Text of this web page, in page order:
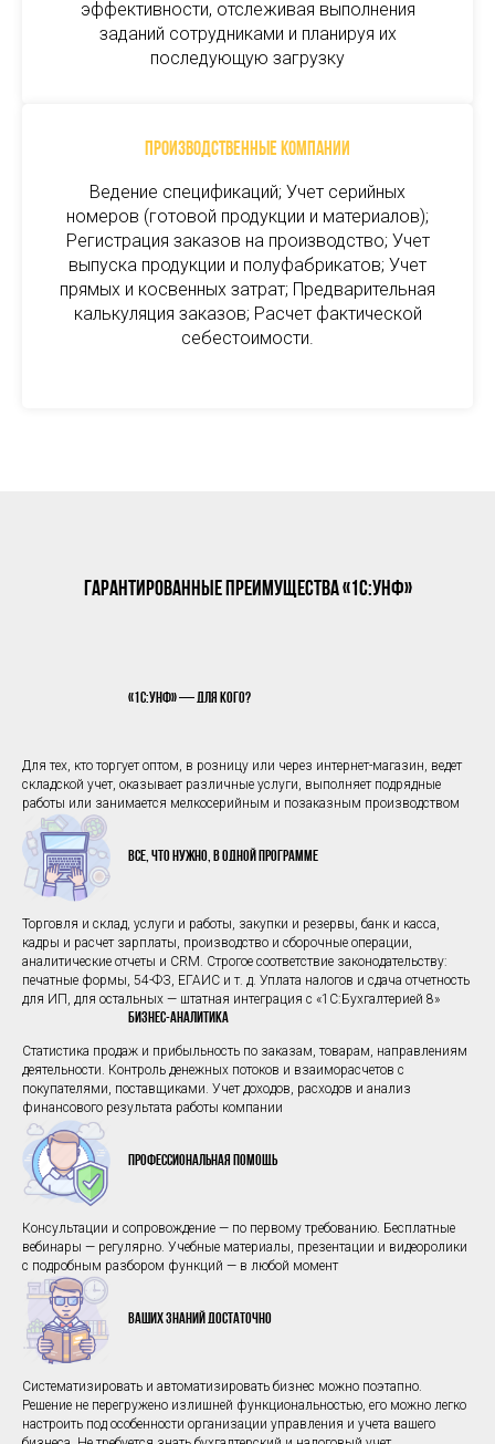
эффективности, отслеживая выполнения
заданий сотрудниками и планируя их
последующую загрузку
Производственные компании
Ведение спецификаций; Учет серийных
номеров (готовой продукции и материалов);
Регистрация заказов на производство; Учет
выпуска продукции и полуфабрикатов; Учет
прямых и косвенных затрат; Предварительная
калькуляция заказов; Расчет фактической
себестоимости.
Гарантированные преимущества «1C:УНФ»
«1С:УНФ» — для кого?
Для тех, кто торгует оптом, в розницу или через интернет-магазин, ведет
складской учет, оказывает различные услуги, выполняет подрядные
работы или занимается мелкосерийным и позаказным производством
Все, что нужно, в одной программе
Торговля и склад, услуги и работы, закупки и резервы, банк и касса,
кадры и расчет зарплаты, производство и сборочные операции,
аналитические отчеты и CRM. Строгое соответствие законодательству:
печатные формы, 54-ФЗ, ЕГАИС и т. д. Уплата налогов и сдача отчетность
для ИП, для остальных — штатная интеграция с «1С:Бухгалтерией 8»
Бизнес-аналитика
Статистика продаж и прибыльность по заказам, товарам, направлениям
деятельности. Контроль денежных потоков и взаиморасчетов с
покупателями, поставщиками. Учет доходов, расходов и анализ
финансового результата работы компании
Профессиональная помощь
Консультации и сопровождение — по первому требованию. Бесплатные
вебинары — регулярно. Учебные материалы, презентации и видеоролики
с подробным разбором функций — в любой момент
Ваших знаний достаточно
Систематизировать и автоматизировать бизнес можно поэтапно.
Решение не перегружено излишней функциональностью, его можно легко
настроить под особенности организации управления и учета вашего